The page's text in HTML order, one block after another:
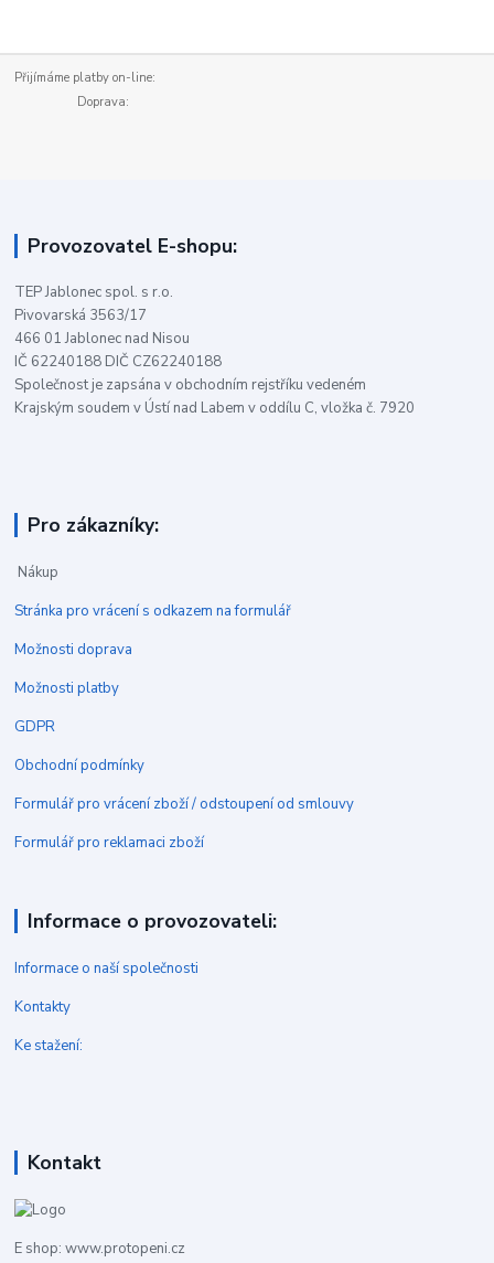
Přijímáme platby on-line:
Doprava:
Provozovatel E-shopu:
TEP Jablonec spol. s r.o.
Pivovarská 3563/17
466 01 Jablonec nad Nisou
IČ 62240188 DIČ CZ62240188
Společnost je zapsána v obchodním rejstříku vedeném
Krajským soudem v Ústí nad Labem v oddílu C, vložka č. 7920
Pro zákazníky:
Nákup
Stránka pro vrácení s odkazem na formulář
Možnosti doprava
Možnosti platby
GDPR
Obchodní podmínky
Formulář pro vrácení zboží / odstoupení od smlouvy
Formulář pro reklamaci zboží
Informace o provozovateli:
Informace o naší společnosti
Kontakty
Ke stažení:
Kontakt
E shop: www.protopeni.cz